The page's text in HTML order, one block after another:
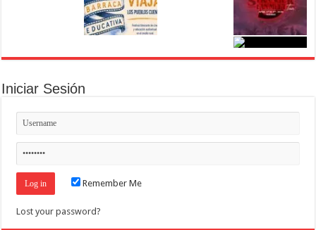
Iniciar Sesión
Remember Me
Lost your password?